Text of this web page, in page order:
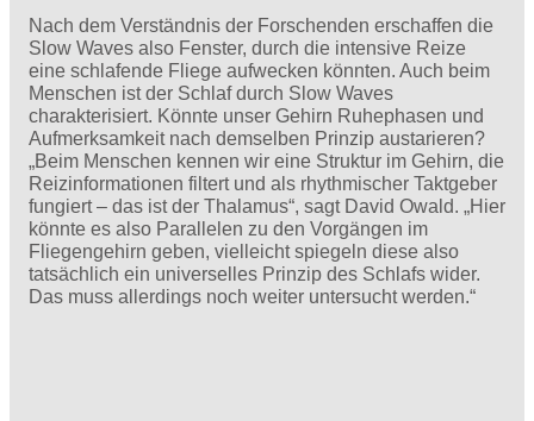
Nach dem Verständnis der Forschenden erschaffen die
Slow Waves also Fenster, durch die intensive Reize
eine schlafende Fliege aufwecken könnten. Auch beim
Menschen ist der Schlaf durch Slow Waves
charakterisiert. Könnte unser Gehirn Ruhephasen und
Aufmerksamkeit nach demselben Prinzip austarieren?
„Beim Menschen kennen wir eine Struktur im Gehirn, die
Reizinformationen filtert und als rhythmischer Taktgeber
fungiert – das ist der Thalamus“, sagt David Owald. „Hier
könnte es also Parallelen zu den Vorgängen im
Fliegengehirn geben, vielleicht spiegeln diese also
tatsächlich ein universelles Prinzip des Schlafs wider.
Das muss allerdings noch weiter untersucht werden.“